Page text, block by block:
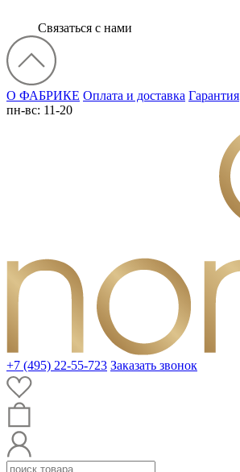
Связаться с нами
О ФАБРИКЕ Оплата и доставка Гарантия
пн-вс: 11-20
+7 (495) 22-55-723 Заказать звонок